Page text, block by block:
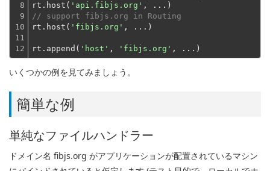
8
9
10
11
12
rt.host( 'api.fibjs.org'
// support fibjs.org in Routing
rt.host( 'fibjs.org' , ...)
rt.append( 'host' , 'fibjs.org'
いくつかの例を見てみましょう。
簡単な例
単純なファイルハンドラー
ドメイン名 fibjs.org がアプリケーションが配置されているマシン